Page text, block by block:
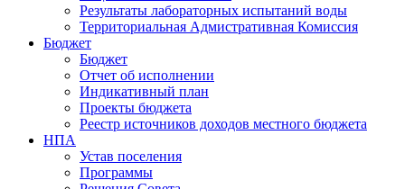
Результаты лабораторных испытаний воды
Территориальная Адмистративная Комиссия
Бюджет
Бюджет
Отчет об исполнении
Индикативный план
Проекты бюджета
Реестр источников доходов местного бюджета
НПА
Устав поселения
Программы